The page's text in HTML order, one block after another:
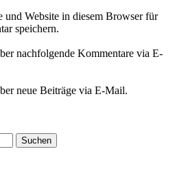
und Website in diesem Browser für
speichern.
nachfolgende Kommentare via E-
neue Beiträge via E-Mail.